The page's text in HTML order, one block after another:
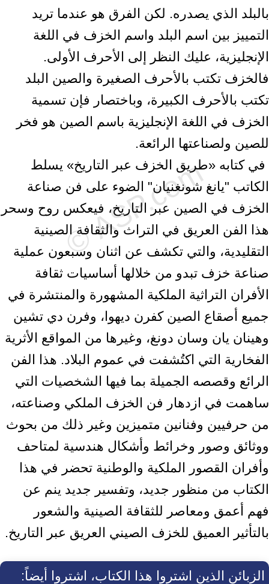
بالبلد الذي يصدره. لكن الفرق هو عندما تريد
التمييز بين اسم البلد واسم ‏الخزف في اللغة
الإنجليزية، عليك النظر إلى الأحرف الأولى.
فالخزف تكتب بالأحرف ‏الصغيرة والصين البلد
تكتب بالأحرف الكبيرة، وباختصار فإن تسمية
الخزف في اللغة ‏الإنجليزية باسم الصين هو فخر
للصين ولصناعتها الرائعة.‏ ‎
‎ في كتابه «طريق الخزف عبر التاريخ» يسلط
الكاتب "يانغ شونغنيان" الضوء على فن ‏صناعة
الخزف في الصين عبر التاريخ، فيعكس روح وسحر
هذا الفن العريق في التراث ‏والثقافة الصينية
التقليدية، والتي تكشف عن اثنان وسبعون عملية
صناعة خزف تبدو من ‏خلالها أساسيات ثقافة
الأفران التراثية الملكية المشهورة والمنتشرة في
جميع أصقاع ‏الصين كفرن ديهوا، وفرن دي تشين
وهينان يان وسان دونغ، وغيرها من المواقع الأثرية
‏الفخارية التي اكتُشفت في عموم البلاد. هذا الفن
الرائع وقصصه الجميلة بما فيها ‏الشخصيات التي
ساهمت في ازدهار فن الخزف الملكي وصناعته،
من حرفيين وفنانين ‏متميزين وغير ذلك من بحوث
ووثائق وصور وخرائط وأشكال هندسية لمتاحف
وأفران ‏القصور الملكية والوطنية تحضر في هذا
الكتاب من منظور جديد، وتفسير جديد ينم عن
‏فهم أعمق ومعاصر للثقافة الصينية والشعور
بالتأثير العميق للخزف الصيني العريق عبر ‏التاريخ.‏
الزبائن الذين اشتروا هذا الكتاب، اشتروا أيضاً: